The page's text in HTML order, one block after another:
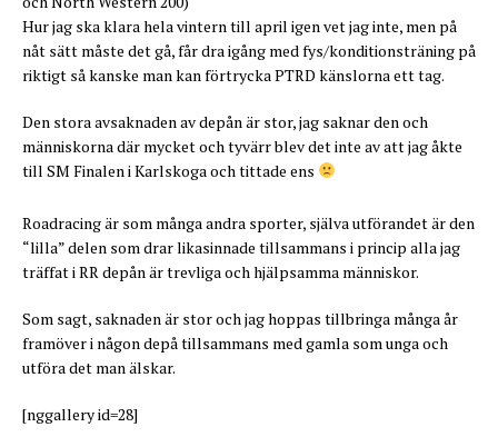
Hur jag ska klara hela vintern till april igen vet jag inte, men på
nåt sätt måste det gå, får dra igång med fys/konditionsträning på
riktigt så kanske man kan förtrycka PTRD känslorna ett tag.
Den stora avsaknaden av depån är stor, jag saknar den och
människorna där mycket och tyvärr blev det inte av att jag åkte
till SM Finalen i Karlskoga och tittade ens
Roadracing är som många andra sporter, själva utförandet är den
“lilla” delen som drar likasinnade tillsammans i princip alla jag
träffat i RR depån är trevliga och hjälpsamma människor.
Som sagt, saknaden är stor och jag hoppas tillbringa många år
framöver i någon depå tillsammans med gamla som unga och
utföra det man älskar.
[nggallery id=28]